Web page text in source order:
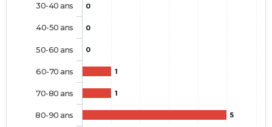
0
0
0
1
1
5
30-40 ans
40-50 ans
50-60 ans
60-70 ans
70-80 ans
80-90 ans